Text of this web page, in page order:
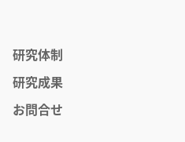
研究体制
研究成果
お問合せ